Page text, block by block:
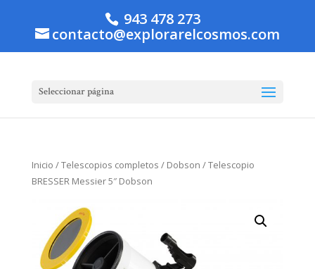
943 478 273
contacto@explorarelcosmos.com
Seleccionar página
Inicio /Telescopios completos / Dobson / Telescopio
BRESSER Messier 5″ Dobson